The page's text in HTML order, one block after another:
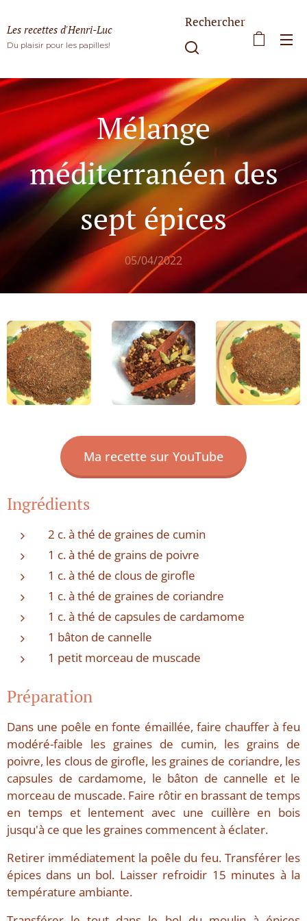
Les recettes d'Henri-Luc
Du plaisir pour les papilles!
Rechercher
Mélange
méditerranéen des
sept épices
05/04/2022
Ma recette sur YouTube
Ingrédients
2 c. à thé de graines de cumin
1 c. à thé de grains de poivre
1 c. à thé de clous de girofle
1 c. à thé de graines de coriandre
1 c. à thé de capsules de cardamome
1 bâton de cannelle
1 petit morceau de muscade
Préparation
Dans une poêle en fonte émaillée, faire chauffer à feu
modéré-faible les graines de cumin, les grains de
poivre, les clous de girofle, les graines de coriandre, les
capsules de cardamome, le bâton de cannelle et le
morceau de muscade. Faire rôtir en brassant de temps
en temps et lentement avec une cuillère en bois
jusqu'à ce que les graines commencent à éclater.
Retirer immédiatement la poêle du feu. Transférer les
épices dans un bol. Laisser refroidir 15 minutes à la
température ambiante.